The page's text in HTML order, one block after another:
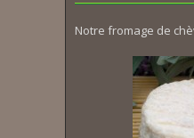
Notre fromage de